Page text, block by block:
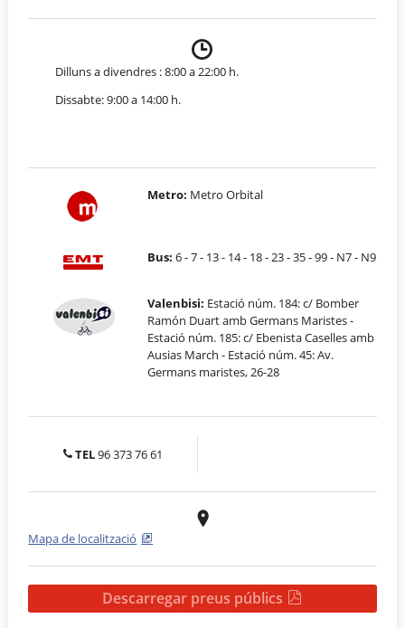
Dilluns a divendres : 8:00 a 22:00 h.
Dissabte: 9:00 a 14:00 h.
Metro: Metro Orbital
Bus: 6 - 7 - 13 - 14 - 18 - 23 - 35 - 99 - N7 - N9
Valenbisi: Estació núm. 184: c/ Bomber
Ramón Duart amb Germans Maristes -
Estació núm. 185: c/ Ebenista Caselles amb
Ausias March - Estació núm. 45: Av.
Germans maristes, 26-28
TEL96 373 76 61
Mapa de localització
Descarregar preus públics